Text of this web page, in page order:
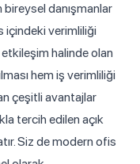
bireysel danışmanlar
içindeki verimliliği
halinde olan
hem iş verimliliği
çeşitli avantajlar
tercih edilen açık
Siz de modern ofis